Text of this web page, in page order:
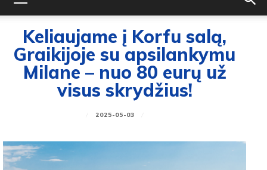
Keliaujame į Korfu salą,
Graikijoje su apsilankymu
Milane – nuo 80 eurų už
visus skrydžius!
2025-05-03